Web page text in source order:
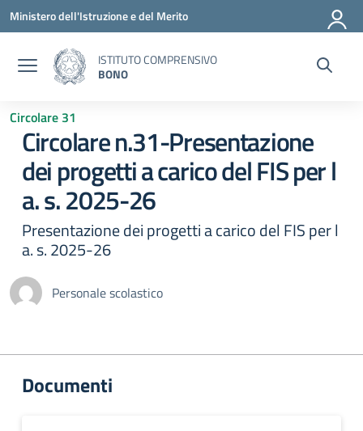
Vai ai contenuti
Vai al menu di navigazione
Vai al footer
Ministero dell'Istruzione e del Merito
ISTITUTO COMPRENSIVO
BONO
Circolare 31
Circolare n.31-Presentazione
dei progetti a carico del FIS per l
a. s. 2025-26
Presentazione dei progetti a carico del FIS per l
a. s. 2025-26
Personale scolastico
Documenti